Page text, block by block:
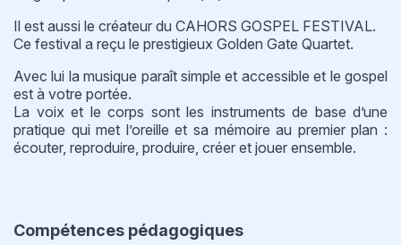
Il est aussi le créateur du CAHORS GOSPEL FESTIVAL.
Ce festival a reçu le prestigieux Golden Gate Quartet.
Avec lui la musique paraît simple et accessible et le gospel
est à votre portée.
La voix et le corps sont les instruments de base d’une
pratique qui met l’oreille et sa mémoire au premier plan :
écouter, reproduire, produire, créer et jouer ensemble.
Compétences pédagogiques